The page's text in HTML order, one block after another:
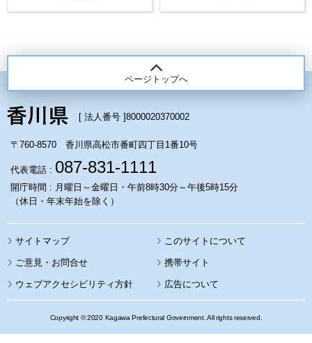
ページトップへ
[ 法人番号 ]8000020370002
〒760-8570 香川県高松市番町四丁目1番10号
代表電話 : 087-831-1111
開庁時間 : 月曜日～金曜日・午前8時30分～午後5時15分
（休日・年末年始を除く）
サイトマップ このサイトについて
携帯サイト
ウェブアクセシビリティ方針 広告について
Copyright © 2020 Kagawa Prefectural Government. All rights reserved.